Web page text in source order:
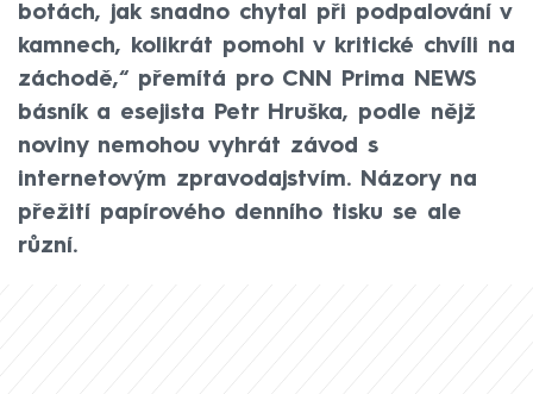
botách, jak snadno chytal při podpalování v
kamnech, kolikrát pomohl v kritické chvíli na
záchodě,“ přemítá pro CNN Prima NEWS
básník a esejista Petr Hruška, podle nějž
noviny nemohou vyhrát závod s
internetovým zpravodajstvím. Názory na
přežití papírového denního tisku se ale
různí.